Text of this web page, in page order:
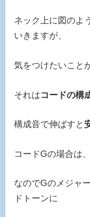
ネック上に図のよ
いきますが、
気をつけたいこと
それはコードの構
構成音で伸ばすと
コードGの場合
なのでGのメジャ
ドトーンに